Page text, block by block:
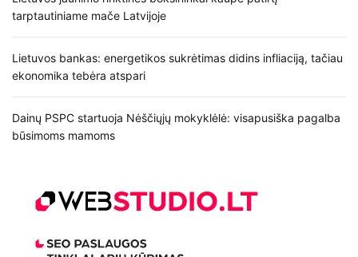
tarptautiniame mače Latvijoje
Lietuvos bankas: energetikos sukrėtimas didins infliaciją, tačiau
ekonomika tebėra atspari
Dainų PSPC startuoja Nėščiųjų mokyklėlė: visapusiška pagalba
būsimoms mamoms